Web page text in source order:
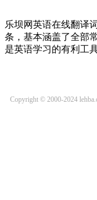
乐坝网英语在线翻译
条，基本涵盖了全部
是英语学习的有利工具
Copyright © 2000-2024